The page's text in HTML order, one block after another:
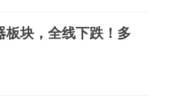
板块，全线下跌！多